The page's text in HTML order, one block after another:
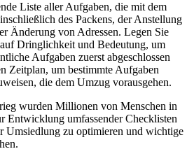
Liste aller Aufgaben, die mit dem
des Packens, der Anstellung
Änderung von Adressen. Legen Sie
Dringlichkeit und Bedeutung, um
Aufgaben zuerst abgeschlossen
Zeitplan, um bestimmte Aufgaben
die dem Umzug vorausgehen.
wurden Millionen von Menschen in
Entwicklung umfassender Checklisten
Umsiedlung zu optimieren und wichtige